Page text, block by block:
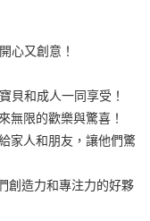
銀行
商業銀行
商業銀行
銀行
銀行
商業銀行
灣）商業銀行
銀行
商業銀行
商業銀行
銀行
商業銀行
銀行
銀行
商業銀行
商業銀行
銀行
20家銀行
銀行
銀行
灣）商業銀行
心又創意！
貝和成人一同享受！
無限的歡樂與驚喜！
家人和朋友，讓他們驚
創造力和專注力的好夥